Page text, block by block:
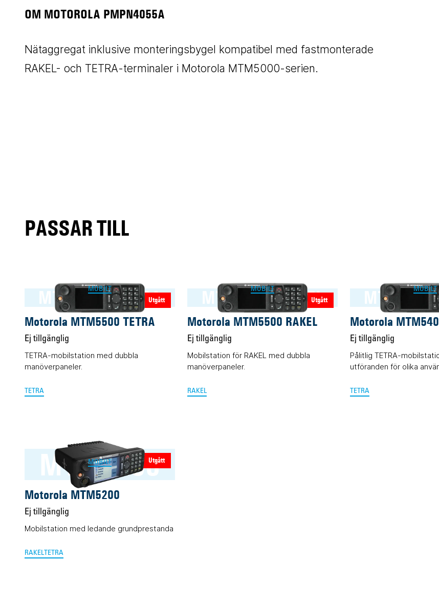
OM MOTOROLA PMPN4055A
Nätaggregat inklusive monteringsbygel kompatibel med fastmonterade
RAKEL- och TETRA-terminaler i Motorola MTM5000-serien.
PASSAR TILL
Utgått
MTM5500 TETRA
MOBILT
Motorola MTM5500 TETRA
Ej tillgänglig
TETRA-mobilstation med dubbla
manöverpaneler.
TETRA
Utgått
MTM5500 RAKEL
MOBILT
Motorola MTM5500 RAKEL
Ej tillgänglig
Mobilstation för RAKEL med dubbla
manöverpaneler.
RAKEL
MTM5400
MOBILT
Motorola
Ej tillgänglig
Pålitlig TETRA-
utföranden för olika
TETRA
Utgått
MTM5200
MOBILT
Motorola MTM5200
Ej tillgänglig
Mobilstation med ledande grundprestanda
RAKELTETRA